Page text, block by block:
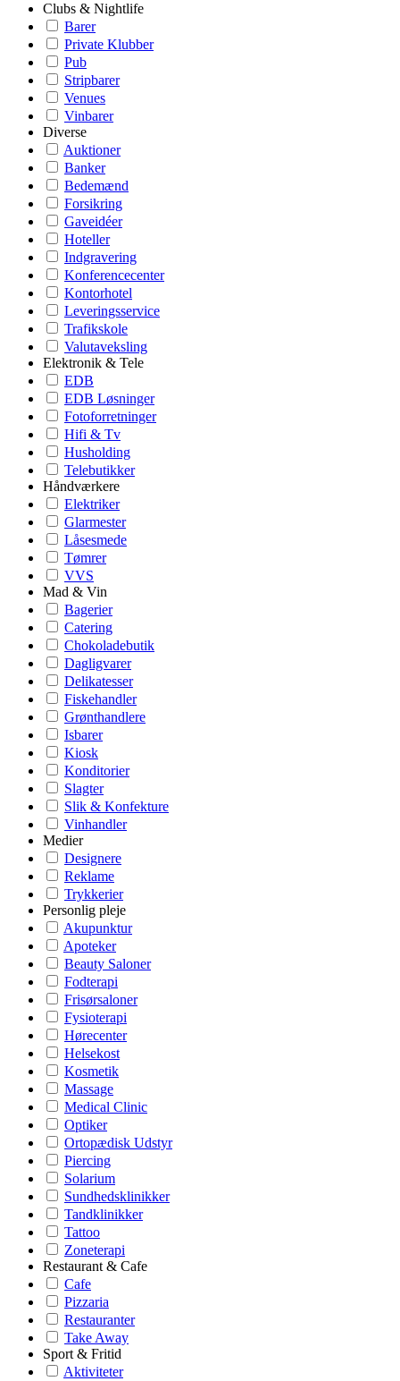
Clubs & Nightlife
Barer
Private Klubber
Pub
Stripbarer
Venues
Vinbarer
Diverse
Auktioner
Banker
Bedemænd
Forsikring
Gaveidéer
Hoteller
Indgravering
Konferencecenter
Kontorhotel
Leveringsservice
Trafikskole
Valutaveksling
Elektronik & Tele
EDB
EDB Løsninger
Fotoforretninger
Hifi & Tv
Husholding
Telebutikker
Håndværkere
Elektriker
Glarmester
Låsesmede
Tømrer
VVS
Mad & Vin
Bagerier
Catering
Chokoladebutik
Dagligvarer
Delikatesser
Fiskehandler
Grønthandlere
Isbarer
Kiosk
Konditorier
Slagter
Slik & Konfekture
Vinhandler
Medier
Designere
Reklame
Trykkerier
Personlig pleje
Akupunktur
Apoteker
Beauty Saloner
Fodterapi
Frisørsaloner
Fysioterapi
Hørecenter
Helsekost
Kosmetik
Massage
Medical Clinic
Optiker
Ortopædisk Udstyr
Piercing
Solarium
Sundhedsklinikker
Tandklinikker
Tattoo
Zoneterapi
Restaurant & Cafe
Cafe
Pizzaria
Restauranter
Take Away
Sport & Fritid
Aktiviteter